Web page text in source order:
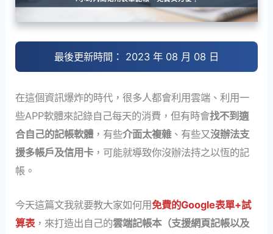
最後更新時間： 2023 年 08 月 08 日
在這個資訊爆炸的時代，很多人都會利用雲端、利用一
些APP軟體來記錄自己每天的消費，但有時會找不到適
合自己的記帳軟體，有些介面太複雜、有些又沒辦法支
援多帳戶及信用卡，可能就導致你沒辦法持之以恆的記
帳。
今天這篇文我就要教大家如何用免費的Google表單+試
算表 ，來打造出自己的雲端記帳本（支援網頁記帳以及